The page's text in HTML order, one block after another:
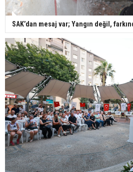
SAK’dan mesaj var; Yangın değil,